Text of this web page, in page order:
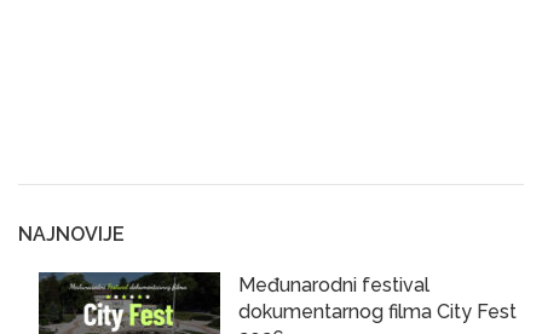
NAJNOVIJE
Međunarodni festival
dokumentarnog filma City Fest